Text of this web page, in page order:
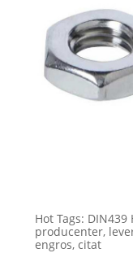
Hot Tags:
producenter,
engros, citat